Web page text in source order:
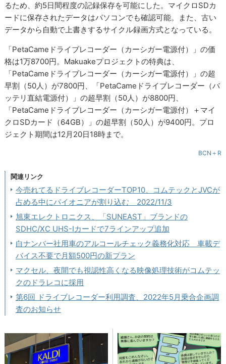
るため、約5日間程度の記録保存を可能にした。マイクロSDカ
ードに保存されたデータはパソコンでも確認可能。また、古い
データから自動で上書きするサイクル録画方式となっている。
「PetaCameドライブレコーダー（カーシガー電源付）」の価
格は1万8700円。Makuakeプロジェクトの特典は、
「PetaCameドライブレコーダー（カーシガー電源付）」の超
早割（50人）が7800円、「PetaCameドライブレコーダー（バ
ッテリ直結電源付）」の超早割（50人）が8800円、
「PetaCameドライブレコーダー（カーシガー電源付）＋マイ
クロSDカード（64GB）」の超早割（50人）が9400円。プロ
ジェクト期間は12月20日18時まで。
BCN＋R
関連リンク
今売れてるドライブレコーダーTOP10、コムテックとJVCが
占める中にパイオニアが割り込む 2022/11/3
旭東エレクトロニクス、「SUNEAST」ブランドの
SDHC/XC UHS-Iカードで7ラインアップ追加
白ナンバー社用車のアルコールチェック義務化対応 車載デ
バイス不要で月額500円の新プラン
マクセル、夜間でも視認性高くなる映像処理技術がコムテッ
クのドラレコに採用
第6回 ドライブレコーダー利用調査、2022年5月乗合企画調
査のお知らせ